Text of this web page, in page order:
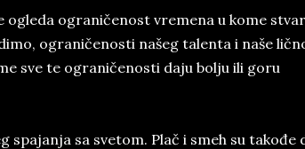
ogleda ograničenost vremena u kome
ograničenosti našeg talenta i naše
sve te ograničenosti daju bolju ili goru
spajanja sa svetom. Plač i smeh su takođe